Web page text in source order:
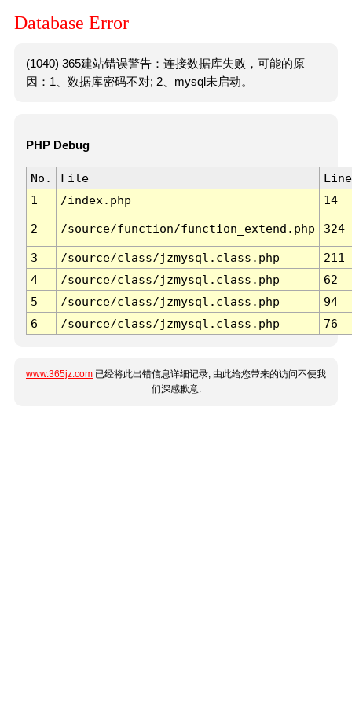
Database Error
(1040) 365建站错误警告：连接数据库失败，可能的原
因：1、数据库密码不对; 2、mysql未启动。
PHP Debug
No. File
Line
1
/index.php 14
2 /source/function/function_extend.php 324
3 /source/class/jzmysql.class.php
211
4
/source/class/jzmysql.class.php
62
5
/source/class/jzmysql.class.php
94
6
/source/class/jzmysql.class.php 76
www.365jz.com 已经将此出错信息详细记录, 由此给您带来的访问不便我
们深感歉意.